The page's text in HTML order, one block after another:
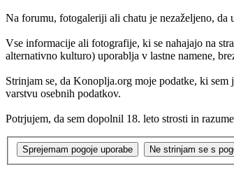
Na forumu, fotogaleriji ali chatu je nezaželjeno, da
Vse informacije ali fotografije, ki se nahajajo na
alternativno kulturo) uporablja v lastne namene,
Strinjam se, da Konoplja.org moje podatke, ki
varstvu osebnih podatkov.
Potrjujem, da sem dopolnil 18. leto strosti in